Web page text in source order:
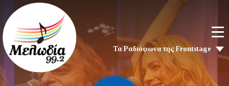
Τα Ραδιόφωνα της Frontstage